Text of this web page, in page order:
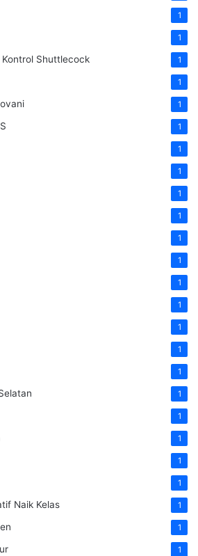
1
1
Shuttlecock 1
1
1
1
1
1
1
1
1
1
1
1
1
1
1
1
1
1
1
1
Naik Kelas 1
1
1